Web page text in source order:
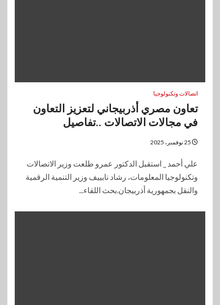
اتصالات وتكنولوجيا
تعاون مصري أذربيجاني لتعزيز التعاون
في مجالات الاتصالات ..تفاصيل
علي أحمد _ استقبل الدكتور عمرو طلعت وزير الاتصالات
وتكنولوجيا المعلومات، رشاد نابييف وزير التنمية الرقمية
والنقل بجمهورية أذربيجان.بحث اللقاء...